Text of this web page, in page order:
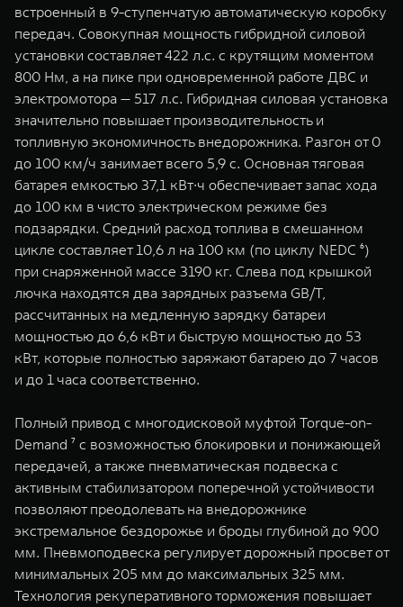
встроенный в 9-ступенчатую автоматическую коробку
передач. Совокупная мощность гибридной силовой
установки составляет 422 л.с. с крутящим моментом
800 Нм, а на пике при одновременной работе ДВС и
электромотора — 517 л.с. Гибридная силовая установка
значительно повышает производительность и
топливную экономичность внедорожника. Разгон от 0
до 100 км/ч занимает всего 5,9 с. Основная тяговая
батарея емкостью 37,1 кВт∙ч обеспечивает запас хода
до 100 км в чисто электрическом режиме без
подзарядки. Средний расход топлива в смешанном
цикле составляет 10,6 л на 100 км (по циклу NEDC ⁶)
при снаряженной массе 3190 кг. Cлева под крышкой
лючка находятся два зарядных разъема GB/T,
рассчитанных на медленную зарядку батареи
мощностью до 6,6 кВт и быструю мощностью до 53
кВт, которые полностью заряжают батарею до 7 часов
и до 1 часа соответственно.
Полный привод с многодисковой муфтой Torque-on-
Demand ⁷ с возможностью блокировки и понижающей
передачей, а также пневматическая подвеска с
активным стабилизатором поперечной устойчивости
позволяют преодолевать на внедорожнике
экстремальное бездорожье и броды глубиной до 900
мм. Пневмоподвеска регулирует дорожный просвет от
минимальных 205 мм до максимальных 325 мм.
Технология рекуперативного торможения повышает